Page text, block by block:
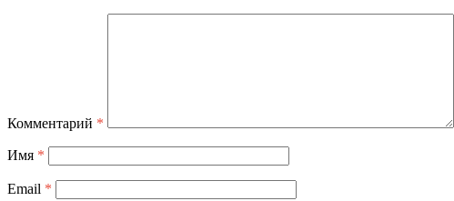
Комментарий *
Имя *
Email *